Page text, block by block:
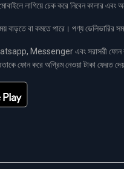
লাগিয়ে চেক করে নিবেন কালার
বা কমতে পারে। পণ্য ডেলিভারির সময়
Messenger এবং সরাসরী ফোন
ফোন করে অগ্রিম নেওয়া টাকা